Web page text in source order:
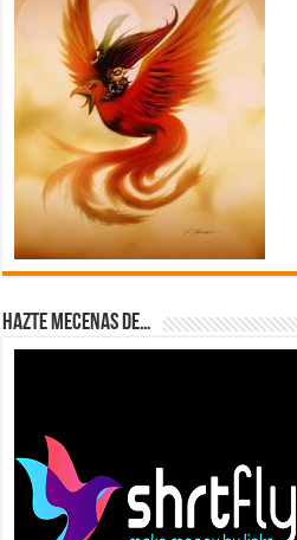
Hazte Mecenas de…